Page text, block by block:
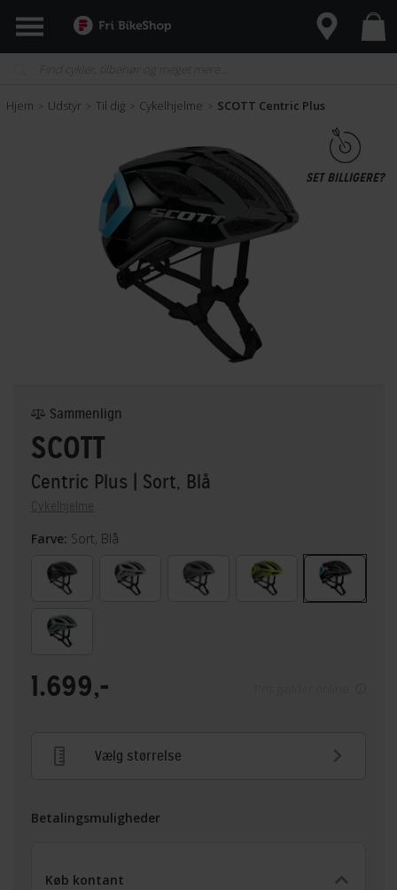
Hjem > Udstyr > Til dig > Cykelhjelme > SCOTT Centric Plus
SET BILLIGERE?
SCOTT
Centric Plus | Sort, Blå
Cykelhjelme
Sammenlign
Farve: Sort, Blå
1.699,-
Vælg størrelse
Betalingsmuligheder
Køb kontant